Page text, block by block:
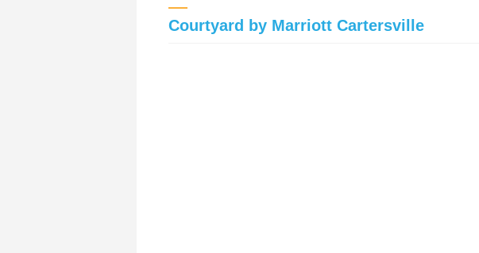
Courtyard by Marriott Cartersville